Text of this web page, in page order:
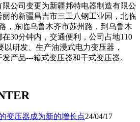
公司变更为新疆邦特电器制造有限公
的新疆昌吉市三工八钢工业园，北临
，东临乌鲁木齐市苏州路，到乌鲁木
30分钟内，交通便利，公司占地110
研发、生产油浸式电力变压器，
产品---箱式变压器和干式变压器。
变压器成为新的增长点24/04/17